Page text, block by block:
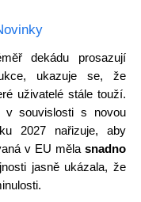
dekádu prosazují
ukazuje se, že
uživatelé stále touží.
v souvislosti s novou
2027 nařizuje, aby
v EU mělasnadno
jasně ukázala, že